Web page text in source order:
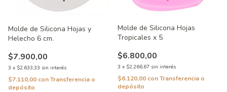
Molde de Silicona Hojas y
Helecho 6 cm.
$7.900,00
3 x $2.633,33 sin interés
$7.110,00 conTransferencia o
depósito
Molde de Silicona Hojas
Tropicales x 5
$6.800,00
3 x $2.266,67 sin interés
$6.120,00 conTransferencia o
depósito